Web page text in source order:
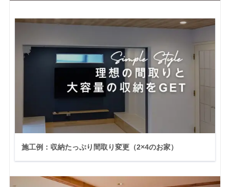
施工例：収納たっぷり間取り変更（2×4のお家）